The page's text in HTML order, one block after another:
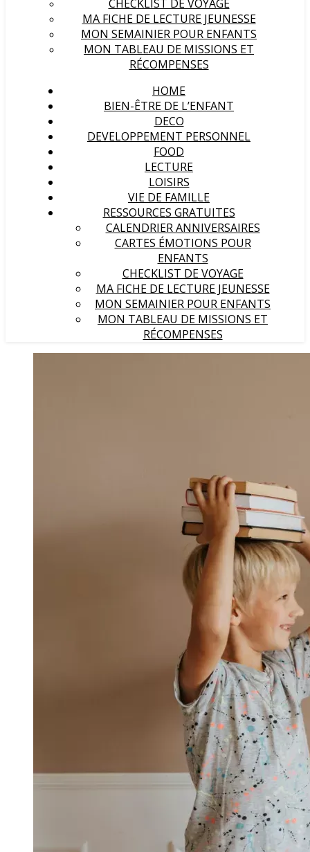
CHECKLIST DE VOYAGE
MA FICHE DE LECTURE JEUNESSE
MON SEMAINIER POUR ENFANTS
MON TABLEAU DE MISSIONS ET
RÉCOMPENSES
HOME
BIEN-ÊTRE DE L’ENFANT
DECO
DEVELOPPEMENT PERSONNEL
FOOD
LECTURE
LOISIRS
VIE DE FAMILLE
RESSOURCES GRATUITES
CALENDRIER ANNIVERSAIRES
CARTES ÉMOTIONS POUR
ENFANTS
CHECKLIST DE VOYAGE
MA FICHE DE LECTURE JEUNESSE
MON SEMAINIER POUR ENFANTS
MON TABLEAU DE MISSIONS ET
RÉCOMPENSES